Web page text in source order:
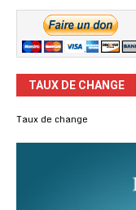
TAUX DE CHANGE
Taux de change